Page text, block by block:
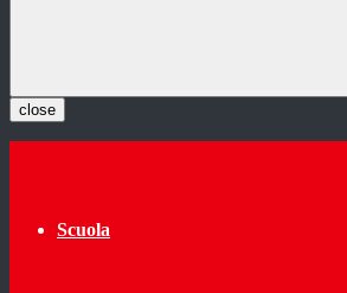
close
Scuola